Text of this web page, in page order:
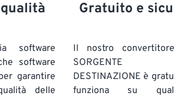
software
software
garantire
delle
Gratuito e
Il nostro
DESTINAZIONE è
funziona su